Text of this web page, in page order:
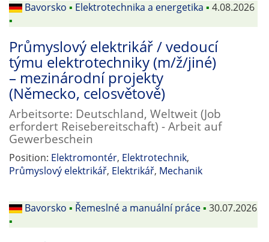
Bavorsko ▪ Elektrotechnika a energetika ▪ 4.08.2026
▪
Průmyslový elektrikář / vedoucí
týmu elektrotechniky (m/ž/jiné)
– mezinárodní projekty
(Německo, celosvětově)
Arbeitsorte: Deutschland, Weltweit (Job
erfordert Reisebereitschaft) - Arbeit auf
Gewerbeschein
Position: Elektromontér, Elektrotechnik,
Průmyslový elektrikář, Elektrikář, Mechanik
Bavorsko ▪ Řemeslné a manuální práce▪ 30.07.2026
▪